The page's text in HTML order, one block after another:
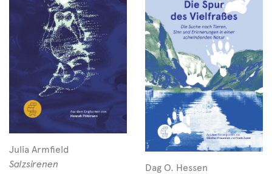
Julia Armfield
Salzsirenen
Dag O. Hessen